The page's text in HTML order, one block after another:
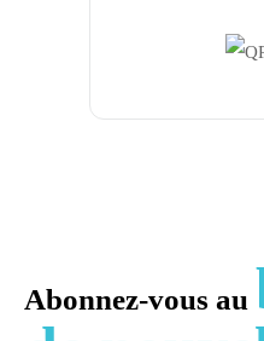
Abonnez-vous au